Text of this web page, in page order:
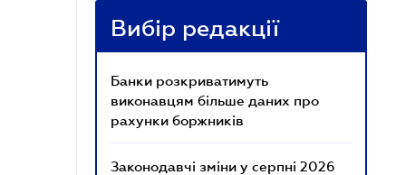
Вибір редакції
Банки розкриватимуть
виконавцям більше даних про
рахунки боржників
Законодавчі зміни у серпні 2026